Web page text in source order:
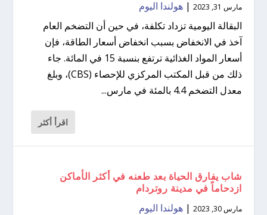
مارس 31, 2023 |هولندا اليوم
البقالة اليومية تزداد تكلفة، في حين أن التضخم العام
آخذ في الانخفاض بسبب انخفاض أسعار الطاقة، فإن
أسعار المواد الغذائية ترتفع بنسبة 15 في المائة. جاء
ذلك من قبل المكتب المركزي للإحصاء (CBS)، وبلغ
معدل التضخم 4.4 بالمئة في مارس...
اقرأ أكثر
شاب يفارق الحياة بعد طعنه في أكثر الأماكن
ازدحاماً في مدينة روتردام
مارس 30, 2023 |هولندا اليوم